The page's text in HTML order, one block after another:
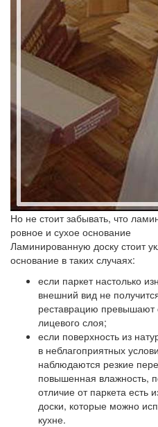
Но не стоит забывать, что
ровное и сухое основание
Ламинированную доску стоит
основание в таких случаях:
если паркет настолько
внешний вид не
реставрацию превышают
лицевого слоя;
если поверхность из
в неблагоприятных
наблюдаются резкие
повышенная влажность,
отличие от паркета есть
доски, которые можно
кухне.